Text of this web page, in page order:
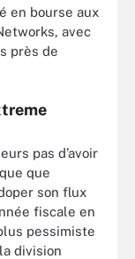
en bourse aux
avec
près de
pas d’avoir
que
son flux
fiscale en
pessimiste
division